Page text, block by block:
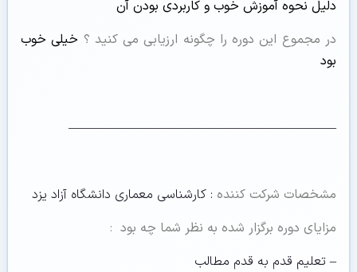
دلیل نحوه آموزش خوب و کاربردی بودن آن
در مجموع این دوره را چگونه ارزیابی می کنید ؟ خیلی خوب
بود
—————————————————————
مشخصات شرکت کننده : کارشناسی معماری دانشگاه آزاد یزد
مزایای دوره برگزار شده به نظر شما چه بود :
– تعلیم قدم به قدم مطالب